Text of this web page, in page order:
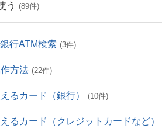
う (89件)
行ATM検索 (3件)
方法 (22件)
るカード（銀行） (10件)
るカード（クレジットカードなど）